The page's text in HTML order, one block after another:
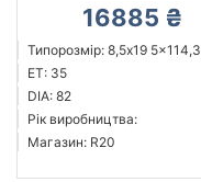
16885 ₴
Типорозмір: 8,5x19 5x114,3
ET: 35
DIA: 82
Рік виробництва:
Магазин: R20